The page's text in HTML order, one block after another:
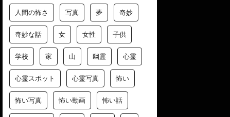
人間の怖さ 写真 夢 奇妙
奇妙な話 女 女性 子供
学校 家 山 幽霊 心霊
心霊スポット 心霊写真 怖い
怖い写真 怖い動画 怖い話